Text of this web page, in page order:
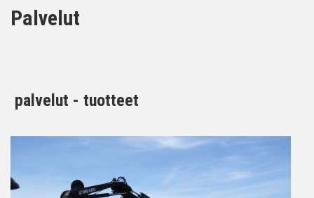
Palvelut
palvelut - tuotteet